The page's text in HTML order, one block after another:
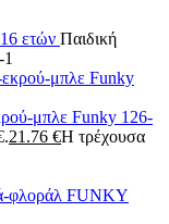
ετών Παιδική
μπλε Funky 126-
21.76 €Η τρέχουσα